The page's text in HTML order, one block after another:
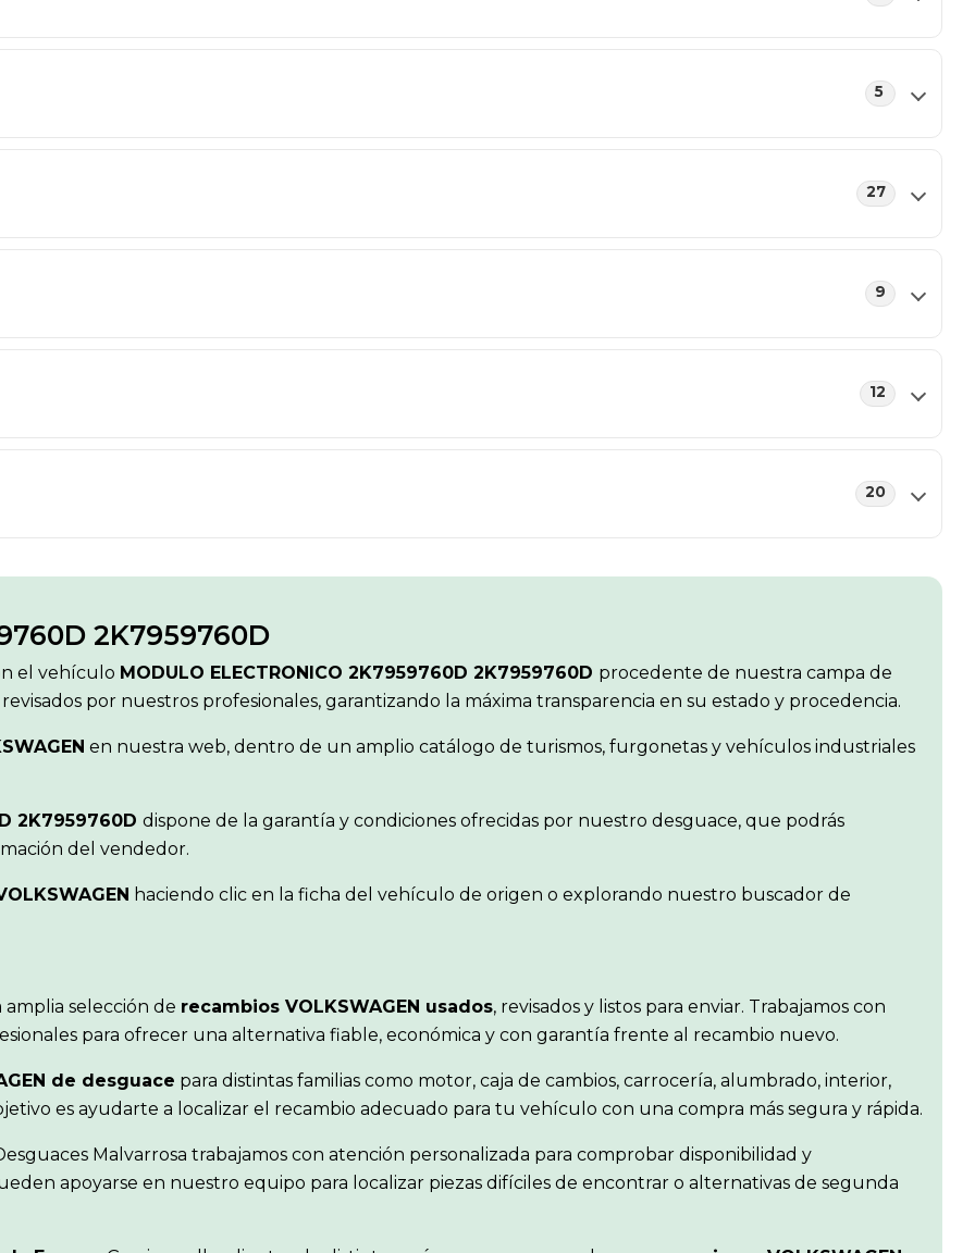
5
27
9
12
20
2K7959760D
el vehículo MODULO ELECTRONICO 2K7959760D 2K7959760D procedente de nuestra campa de
por nuestros profesionales, garantizando la máxima transparencia en su estado y procedencia.
en nuestra web, dentro de un amplio catálogo de turismos, furgonetas y vehículos industriales
2K7959760D dispone de la garantía y condiciones ofrecidas por nuestro desguace, que podrás
del vendedor.
haciendo clic en la ficha del vehículo de origen o explorando nuestro buscador de
selección de recambios VOLKSWAGEN usados, revisados y listos para enviar. Trabajamos con
para ofrecer una alternativa fiable, económica y con garantía frente al recambio nuevo.
de desguace para distintas familias como motor, caja de cambios, carrocería, alumbrado, interior,
es ayudarte a localizar el recambio adecuado para tu vehículo con una compra más segura y rápida.
Malvarrosa trabajamos con atención personalizada para comprobar disponibilidad y
apoyarse en nuestro equipo para localizar piezas difíciles de encontrar o alternativas de segunda